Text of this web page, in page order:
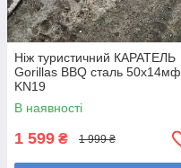
Ніж туристичний КАРАТЕЛЬ
Gorillas BBQ сталь 50х14мф
KN19
В наявності
1 599 ₴ 1 999 ₴